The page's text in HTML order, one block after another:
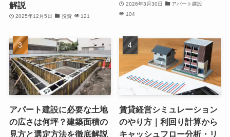
解説
2025年12月5日 投資 121
2026年3月30日
アパート建設
104
アパート建設に必要な土地
の広さは何坪？建築面積の
見方と選定方法を徹底解説
賃貸経営シミュレーション
のやり方｜利回り計算から
キャッシュフロー分析・リ